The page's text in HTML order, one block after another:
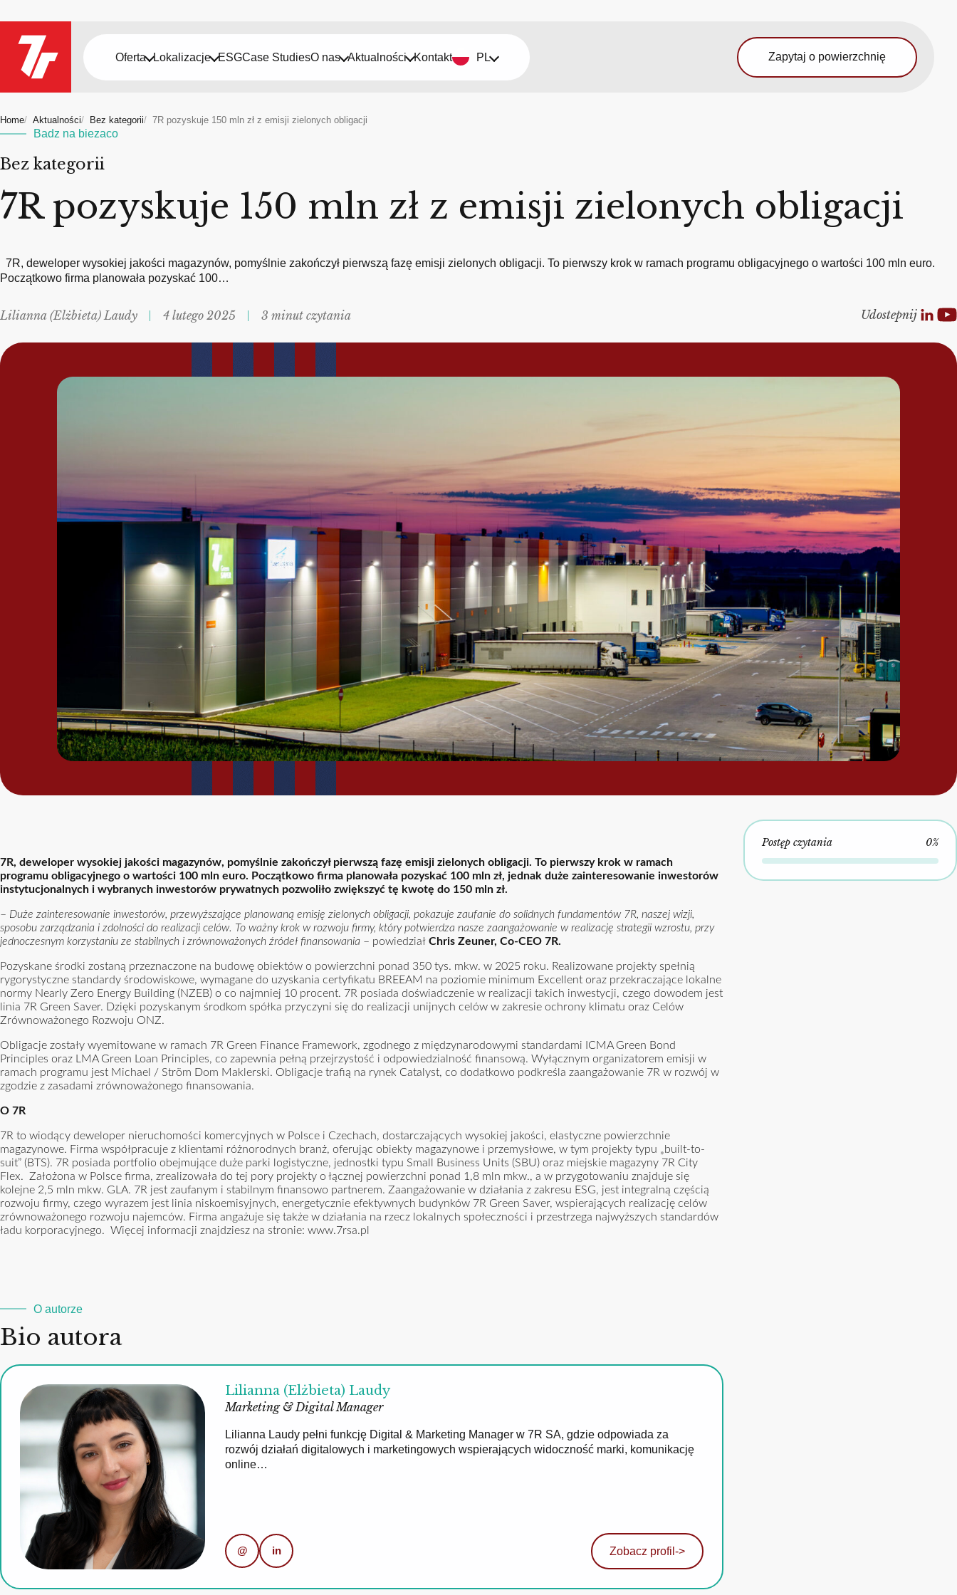
Oferta Lokalizacje ESGCase StudiesO nas Aktualności Kontakt PL Zapytaj o powierzchnię
Home Aktualności Bez kategorii 7R pozyskuje 150 mln zł z emisji zielonych obligacji
Badz na biezaco
Bez kategorii
7R pozyskuje 150 mln zł z emisji zielonych obligacji
7R, deweloper wysokiej jakości magazynów, pomyślnie zakończył pierwszą fazę emisji zielonych obligacji. To pierwszy krok w ramach programu obligacyjnego o wartości 100 mln euro.
Początkowo firma planowała pozyskać 100…
Lilianna (Elżbieta) Laudy 4 lutego 2025 3 minut czytania Udostepnij
7R, deweloper wysokiej jakości magazynów, pomyślnie zakończył pierwszą fazę emisji zielonych obligacji. To pierwszy krok w ramach
programu obligacyjnego o wartości 100 mln euro. Początkowo firma planowała pozyskać 100 mln zł, jednak duże zainteresowanie inwestorów
instytucjonalnych i wybranych inwestorów prywatnych pozwoliło zwiększyć tę kwotę do 150 mln zł.
– Duże zainteresowanie inwestorów, przewyższające planowaną emisję zielonych obligacji, pokazuje zaufanie do solidnych fundamentów 7R, naszej wizji,
sposobu zarządzania i zdolności do realizacji celów. To ważny krok w rozwoju firmy, który potwierdza nasze zaangażowanie w realizację strategii wzrostu, przy
jednoczesnym korzystaniu ze stabilnych i zrównoważonych źródeł finansowania – powiedział Chris Zeuner, Co-CEO 7R.
Pozyskane środki zostaną przeznaczone na budowę obiektów o powierzchni ponad 350 tys. mkw. w 2025 roku. Realizowane projekty spełnią
rygorystyczne standardy środowiskowe, wymagane do uzyskania certyfikatu BREEAM na poziomie minimum Excellent oraz przekraczające lokalne
normy Nearly Zero Energy Building (NZEB) o co najmniej 10 procent. 7R posiada doświadczenie w realizacji takich inwestycji, czego dowodem jest
linia 7R Green Saver. Dzięki pozyskanym środkom spółka przyczyni się do realizacji unijnych celów w zakresie ochrony klimatu oraz Celów
Zrównoważonego Rozwoju ONZ.
Obligacje zostały wyemitowane w ramach 7R Green Finance Framework, zgodnego z międzynarodowymi standardami ICMA Green Bond
Principles oraz LMA Green Loan Principles, co zapewnia pełną przejrzystość i odpowiedzialność finansową. Wyłącznym organizatorem emisji w
ramach programu jest Michael / Ström Dom Maklerski. Obligacje trafią na rynek Catalyst, co dodatkowo podkreśla zaangażowanie 7R w rozwój w
zgodzie z zasadami zrównoważonego finansowania.
O 7R
7R to wiodący deweloper nieruchomości komercyjnych w Polsce i Czechach, dostarczających wysokiej jakości, elastyczne powierzchnie
magazynowe. Firma współpracuje z klientami różnorodnych branż, oferując obiekty magazynowe i przemysłowe, w tym projekty typu „built-to-
suit” (BTS). 7R posiada portfolio obejmujące duże parki logistyczne, jednostki typu Small Business Units (SBU) oraz miejskie magazyny 7R City
Flex. Założona w Polsce firma, zrealizowała do tej pory projekty o łącznej powierzchni ponad 1,8 mln mkw., a w przygotowaniu znajduje się
kolejne 2,5 mln mkw. GLA. 7R jest zaufanym i stabilnym finansowo partnerem. Zaangażowanie w działania z zakresu ESG, jest integralną częścią
rozwoju firmy, czego wyrazem jest linia niskoemisyjnych, energetycznie efektywnych budynków 7R Green Saver, wspierających realizację celów
zrównoważonego rozwoju najemców. Firma angażuje się także w działania na rzecz lokalnych społeczności i przestrzega najwyższych standardów
ładu korporacyjnego. Więcej informacji znajdziesz na stronie: www.7rsa.pl
O autorze
Bio autora
Lilianna (Elżbieta) Laudy
Marketing & Digital Manager
Lilianna Laudy pełni funkcję Digital & Marketing Manager w 7R SA, gdzie odpowiada za
rozwój działań digitalowych i marketingowych wspierających widoczność marki, komunikację
online…
@ in Zobacz profil ->
Postęp czytania 0%